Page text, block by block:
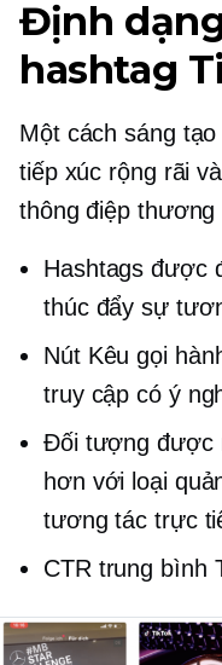
Định
hashtag
Một cách sáng
tiếp xúc rộng rãi
thông điệp thương
Hashtags được
thúc đẩy sự
Nút Kêu gọi
truy cập có ý
Đối tượng được
hơn với loại
tương tác trực
CTR trung bình